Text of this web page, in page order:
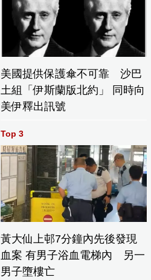
美國提供保護傘不可靠 沙巴
土組「伊斯蘭版北約」 同時向
美伊釋出訊號
Top 3
黃大仙上邨7分鐘內先後發現
血案 有男子浴血電梯內 另一
男子墮樓亡